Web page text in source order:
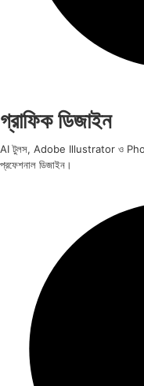
গ্রাফিক ডিজাইন
AI টুলস, Adobe Illustrator ও
প্রফেশনাল ডিজাইন।